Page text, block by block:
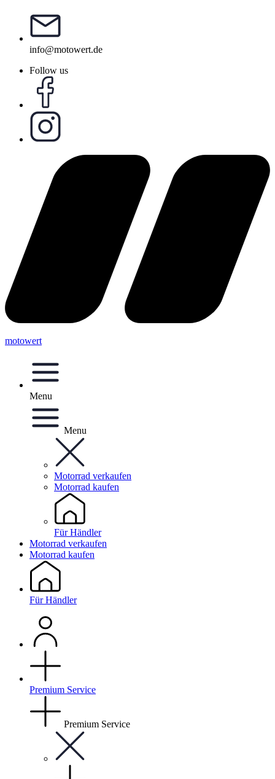
info@motowert.de
Follow us
motowert
Menu
Menu
Motorrad verkaufen
Motorrad kaufen
Für Händler
Motorrad verkaufen
Motorrad kaufen
Für Händler
Premium Service
Premium Service